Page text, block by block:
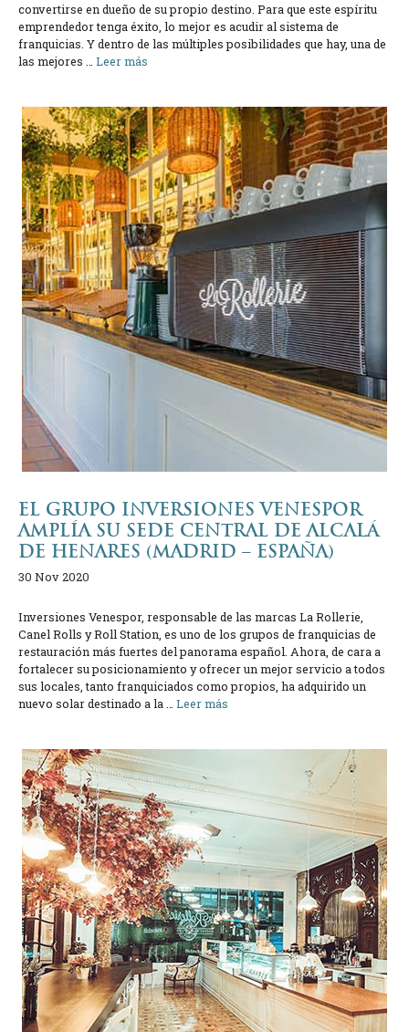
convertirse en dueño de su propio destino. Para que este espíritu
emprendedor tenga éxito, lo mejor es acudir al sistema de
franquicias. Y dentro de las múltiples posibilidades que hay, una de
las mejores … Leer más
EL GRUPO INVERSIONES VENESPOR
AMPLÍA SU SEDE CENTRAL DE ALCALÁ
DE HENARES (MADRID – ESPAÑA)
30 Nov 2020
Inversiones Venespor, responsable de las marcas La Rollerie,
Canel Rolls y Roll Station, es uno de los grupos de franquicias de
restauración más fuertes del panorama español. Ahora, de cara a
fortalecer su posicionamiento y ofrecer un mejor servicio a todos
sus locales, tanto franquiciados como propios, ha adquirido un
nuevo solar destinado a la … Leer más